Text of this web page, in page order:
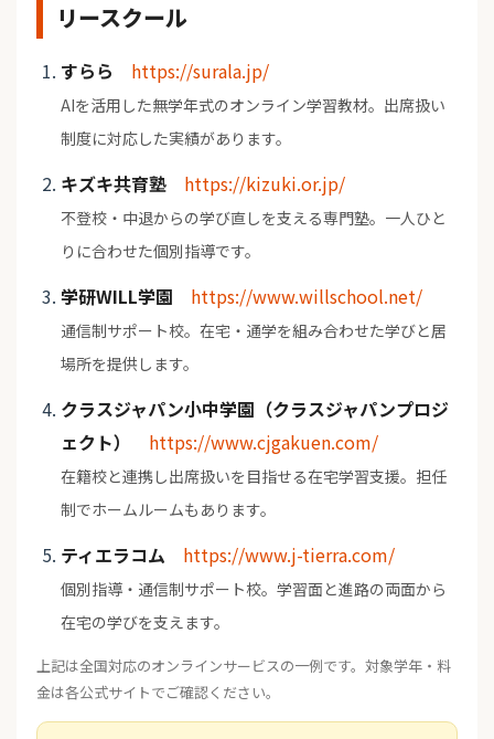
リースクール
すらら https://surala.jp/
AIを活用した無学年式のオンライン学習教材。出席扱い
制度に対応した実績があります。
キズキ共育塾 https://kizuki.or.jp/
不登校・中退からの学び直しを支える専門塾。一人ひと
りに合わせた個別指導です。
学研WILL学園 https://www.willschool.net/
通信制サポート校。在宅・通学を組み合わせた学びと居
場所を提供します。
クラスジャパン小中学園（クラスジャパンプロジ
ェクト）
https://www.cjgakuen.com/
在籍校と連携し出席扱いを目指せる在宅学習支援。担任
制でホームルームもあります。
ティエラコム https://www.j-tierra.com/
個別指導・通信制サポート校。学習面と進路の両面から
在宅の学びを支えます。
上記は全国対応のオンラインサービスの一例です。対象学年・料
金は各公式サイトでご確認ください。